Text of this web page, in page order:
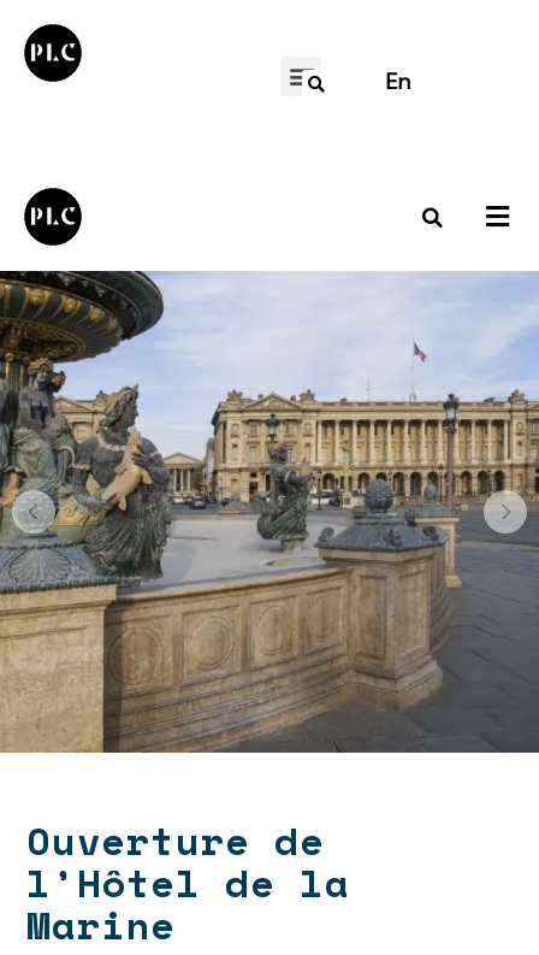
En
Ouverture de
l’Hôtel de la
Marine